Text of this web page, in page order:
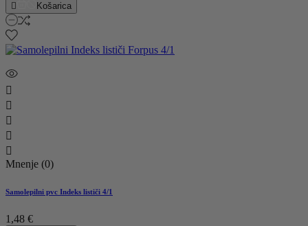
 Košarica





Mnenje (0)
Samolepilni pvc Indeks lističi 4/1
1,48 €